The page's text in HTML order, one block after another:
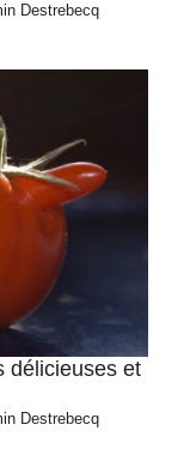
Destrebecq
délicieuses et
Destrebecq